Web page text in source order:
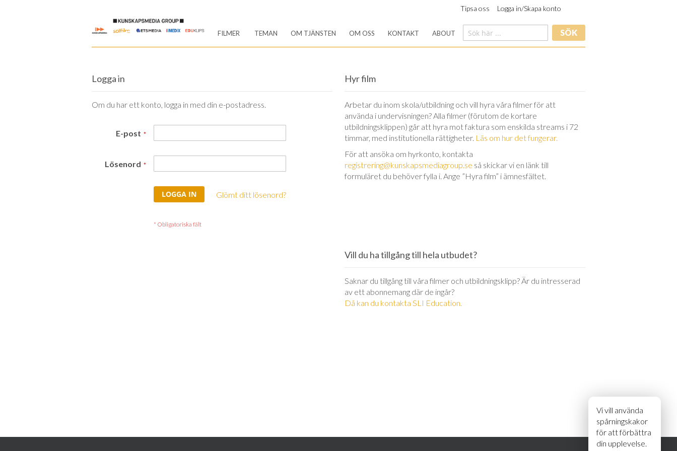
Vi vill använda
spårningskakor
för att förbättra
din upplevelse.
Tipsa oss Logga in/Skapa konto
Content
FILMER TEMAN OM TJÄNSTEN OM OSS KONTAKT ABOUT SÖK
Logga in
Om du har ett konto, logga in med din e-postadress.
E-post
Lösenord
LOGGA IN Glömt ditt lösenord?
Hyr film
Arbetar du inom skola/utbildning och vill hyra våra filmer för att
använda i undervisningen? Alla filmer (förutom de kortare
utbildningsklippen) går att hyra mot faktura som enskilda streams i 72
timmar, med institutionella rättigheter. Läs om hur det fungerar.
För att ansöka om hyrkonto, kontakta
registrering@kunskapsmediagroup.se så skickar vi en länk till
formuläret du behöver fylla i. Ange ”Hyra film” i ämnesfältet.
Vill du ha tillgång till hela utbudet?
Saknar du tillgång till våra filmer och utbildningsklipp? Är du intresserad
av ett abonnemang där de ingår?
Då kan du kontakta SLI Education.